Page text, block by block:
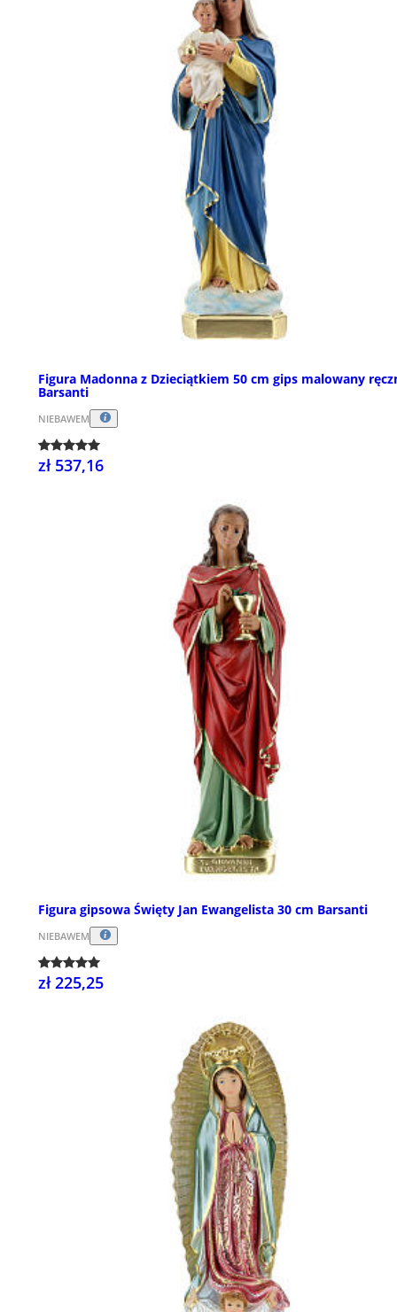
Figura Madonna z Dzieciątkiem 50 cm gips malowany
Barsanti
NIEBAWEM
zł 537,16
Figura gipsowa Święty Jan Ewangelista 30 cm Barsanti
NIEBAWEM
zł 225,25